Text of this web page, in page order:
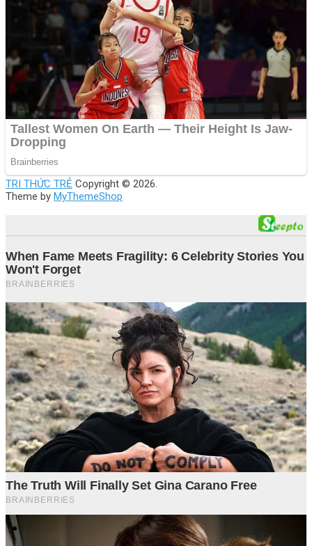
TRI THỨC TRẺ Copyright © 2026.
Theme by MyThemeShop